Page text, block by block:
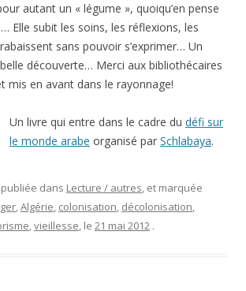
autant un « légume », quoiqu’en pense
Elle subit les soins, les réflexions, les
sans pouvoir s’exprimer… Un
découverte… Merci aux bibliothécaires
mis en avant dans le rayonnage!
Un livre qui entre dans le cadre du défi sur
le monde arabe organisé par Schlabaya.
dans Lecture / autres, et marquée
,Algérie, colonisation, décolonisation,
,vieillesse, le 21 mai 2012 .